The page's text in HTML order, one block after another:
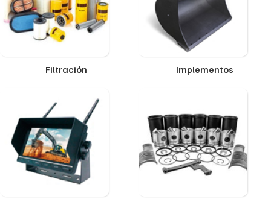
Filtración Implementos